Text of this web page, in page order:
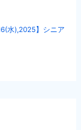
水),2025】シニア